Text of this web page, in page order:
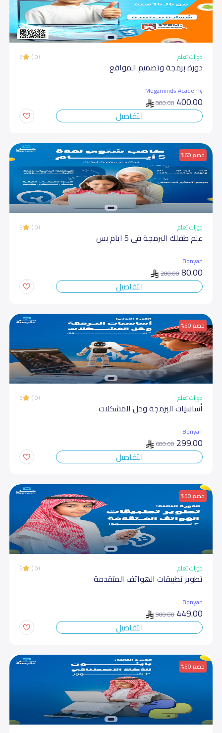
دورات تعلم 5
دورة برمجة وتصميم المواقع
Megaminds Academy
400.00
800.00
التفاصيل
خصم 60%
دورات تعلم 5
علم طفلك البرمجة في 5 ايام بس
Bonyan
80.00
200.00
التفاصيل
خصم 50%
دورات تعلم 5
أساسیات البرمجة وحل المشكلات
Bonyan
299.00
600.00
التفاصيل
خصم 50%
دورات تعلم 5
تطویر تطبیقات الھواتف المتقدمة
Bonyan
449.00
900.00
التفاصيل
خصم 50%